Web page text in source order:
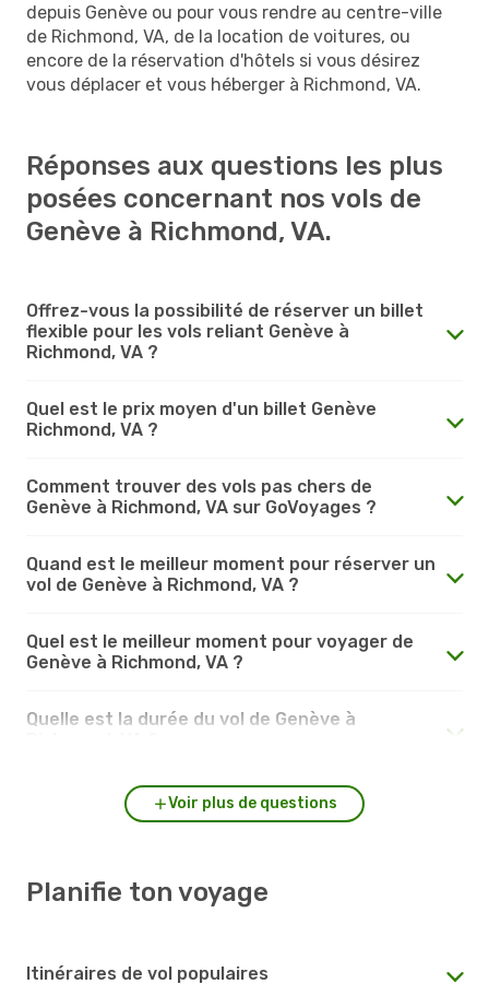
depuis Genève ou pour vous rendre au centre-ville
de Richmond, VA, de la location de voitures, ou
encore de la réservation d'hôtels si vous désirez
vous déplacer et vous héberger à Richmond, VA.
Réponses aux questions les plus
posées concernant nos vols de
Genève à Richmond, VA.
Offrez-vous la possibilité de réserver un billet
flexible pour les vols reliant Genève à
Richmond, VA ?
Quel est le prix moyen d'un billet Genève
Richmond, VA ?
Comment trouver des vols pas chers de
Genève à Richmond, VA sur GoVoyages ?
Quand est le meilleur moment pour réserver un
vol de Genève à Richmond, VA ?
Quel est le meilleur moment pour voyager de
Genève à Richmond, VA ?
Quelle est la durée du vol de Genève à
Voir plus de questions
Planifie ton voyage
Itinéraires de vol populaires